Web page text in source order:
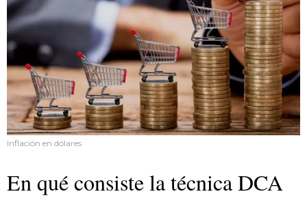
Inflación en dólares
En qué consiste la técnica DCA